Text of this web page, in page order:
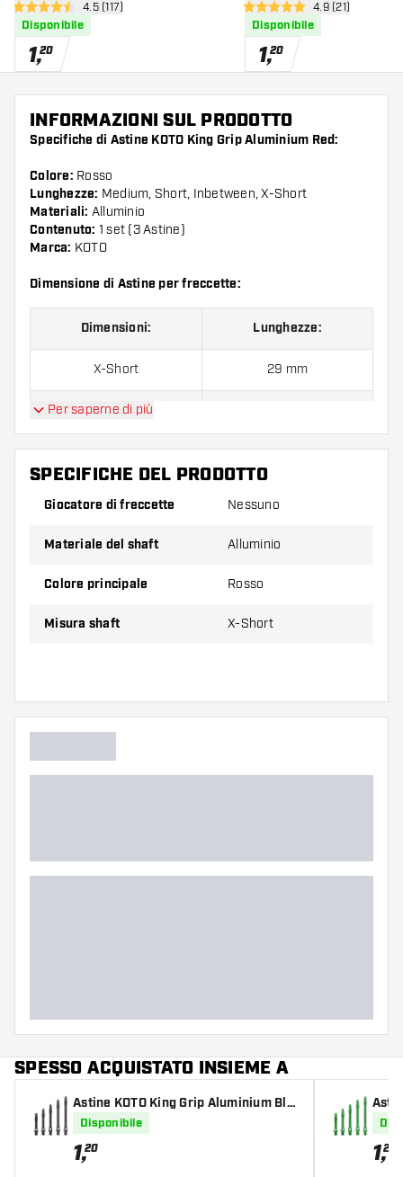
apri pannello recensioni
4.5 stelle di valutazione
4.5 (117)
Disponibile
1,20
apri pannello
4.9 stelle di valutazione
4.9 (21)
Disponibile
1,20
INFORMAZIONI SUL PRODOTTO
Specifiche di Astine KOTO King Grip Aluminium Red:
Colore: Rosso
Lunghezze: Medium, Short, Inbetween, X-Short
Materiali: Alluminio
Contenuto: 1 set (3 Astine)
Marca: KOTO
Dimensione di Astine per freccette:
Dimensioni: Lunghezze:
X-Short 29 mm
Short
Inbetween 41 mm
numero di alette e di astine. Questi possono
Provate un astine di dimensioni diverse per
Per saperne di più
SPECIFICHE DEL PRODOTTO
Giocatore di freccette Nessuno
Materiale del shaft Alluminio
Colore principale Rosso
Misura shaft X-Short
SPESSO ACQUISTATO INSIEME A
Astine KOTO King Grip Aluminium Bla
ck
Disponibile
1,20
en
1,20